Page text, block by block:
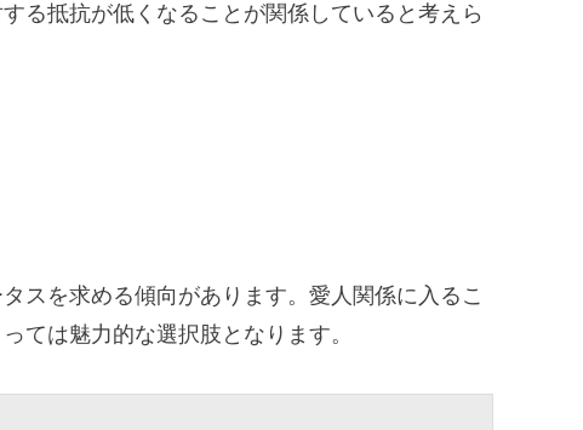
る抵抗が低くなることが関係していると考えら
スを求める傾向があります。愛人関係に入るこ
ては魅力的な選択肢となります。